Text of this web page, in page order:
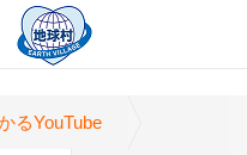
るYouTube